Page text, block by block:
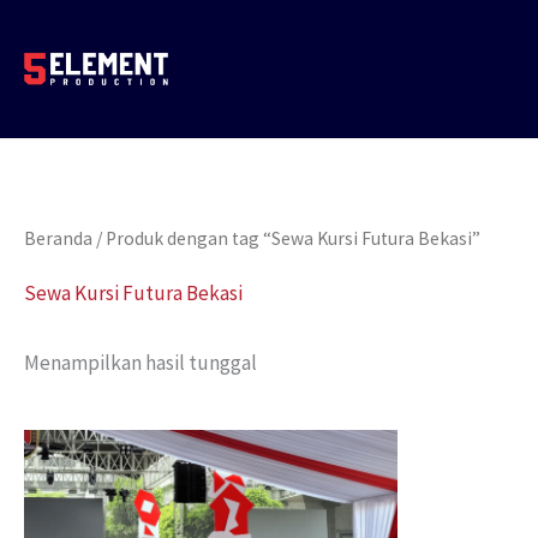
konten
Beranda / Produk dengan tag “Sewa Kursi Futura Bekasi”
Sewa Kursi Futura Bekasi
Menampilkan hasil tunggal